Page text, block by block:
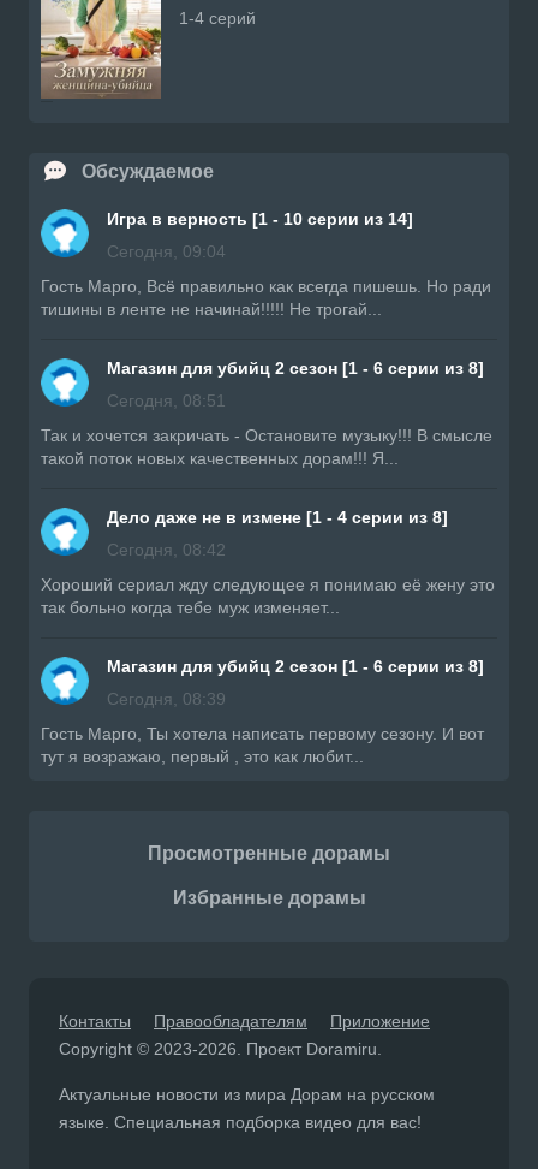
1-4 серий
Обсуждаемое
Игра в верность [1 - 10 серии из 14]
Сегодня, 09:04
Гость Марго, Всё правильно как всегда пишешь. Но ради
тишины в ленте не начинай!!!!! Не трогай...
Магазин для убийц 2 сезон [1 - 6 серии из 8]
Сегодня, 08:51
Так и хочется закричать - Остановите музыку!!! В смысле
такой поток новых качественных дорам!!! Я...
Дело даже не в измене [1 - 4 серии из 8]
Сегодня, 08:42
Хороший сериал жду следующее я понимаю её жену это
так больно когда тебе муж изменяет...
Магазин для убийц 2 сезон [1 - 6 серии из 8]
Сегодня, 08:39
Гость Марго, Ты хотела написать первому сезону. И вот
тут я возражаю, первый , это как любит...
Просмотренные дорамы
Избранные дорамы
Контакты Правообладателям
Приложение
Copyright © 2023-2026. Проект Doramiru.
Актуальные новости из мира Дорам на русском
языке. Специальная подборка видео для вас!